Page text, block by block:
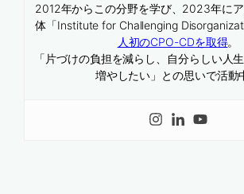
2012年からこの分野を学び、2023年に
体「Institute for Challenging
人初のCPO-CDを取得。
「片づけの負担を減らし、自分らしい人
増やしたい」との思いで活動